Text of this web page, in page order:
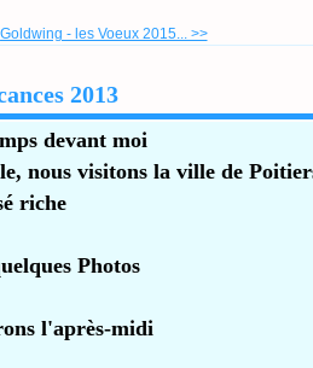
Goldwing - les Voeux 2015... >>
2013
devant moi
nous visitons la ville de
riche
Photos
l'après-midi